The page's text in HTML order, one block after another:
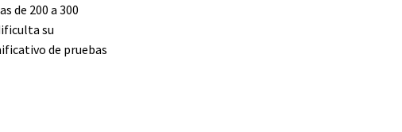
de 200 a 300
su
de pruebas